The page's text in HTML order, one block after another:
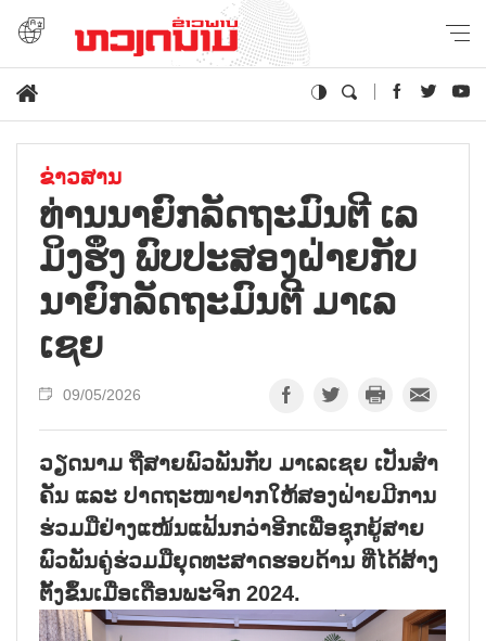
ຂ່າວສານ
ທ່ານ​ນາ​ຍົກ​ລັດ​ຖະ​ມົນ​ຕີ ເລ​
ມິງ​ຮຶງ ພົບ​ປະ​ສອງ​ຝ່າຍ​ກັບ​
ນາ​ຍົກ​ລັດ​ຖະ​ມົນ​ຕີ ມາ​ເລ​
ເຊຍ
09/05/2026
ວຽດ​ນາມ ຖື​ສາຍ​ພົວ​ພັນ​ກັບ ມາ​ເລ​ເຊຍ ເປັນ​ສຳ​
ຄັນ ແລະ ປາດ​ຖະ​ໜາ​ຢາກ​ໃຫ້​ສອງ​ຝ່າຍ​ມີ​ການ​
ຮ່ວມ​ມື​ຢ່າງ​ແໜ້ນ​ແຟ້ນກວ່າ​ອີກ​ເພື່ອ​ຊຸກ​ຍູ້​ສາຍ​
ພົວ​ພັນ​ຄູ່​ຮ່ວມ​ມື​ຍຸດ​ທະ​ສາດ​ຮອບ​ດ້ານ ທີ່​ໄດ້​ສ້າງ​
ຕັ້ງຂຶ້ນ​ເມື່ອ​ເດືອນ​ພະ​ຈິກ 2024.